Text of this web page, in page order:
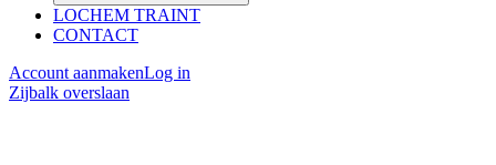
LOCHEM TRAINT
CONTACT
Account aanmakenLog in
Zijbalk overslaan